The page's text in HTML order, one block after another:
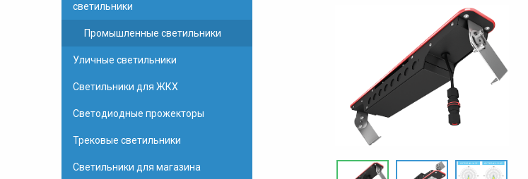
светильники
Промышленные светильники
Уличные светильники
Светильники для ЖКХ
Светодиодные прожекторы
Трековые светильники
Светильники для магазина